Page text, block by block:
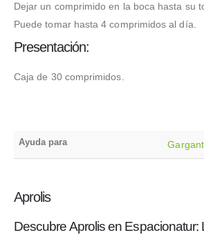
Dejar un comprimido en la boca hasta su
Puede tomar hasta 4 comprimidos al día.
Presentación:
Caja de 30 comprimidos.
Ayuda para
Aprolis
Descubre Aprolis en Espacionatur: